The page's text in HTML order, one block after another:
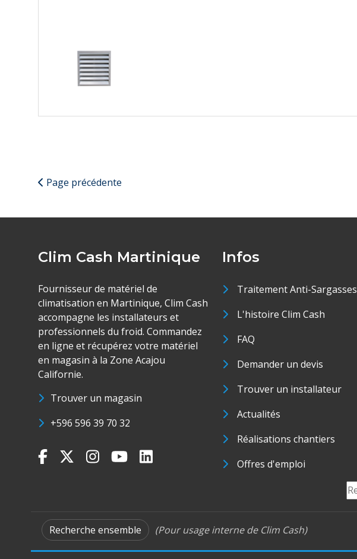
Page précédente
Clim Cash Martinique
Fournisseur de matériel de
climatisation en Martinique, Clim Cash
accompagne les installateurs et
professionnels du froid. Commandez
en ligne et récupérez votre matériel
en magasin à la Zone Acajou
Californie.
Trouver un magasin
+596 596 39 70 32
Infos
Traitement Anti-Sargasses
L'histoire Clim Cash
FAQ
Demander un devis
Trouver un installateur
Actualités
Réalisations chantiers
Offres d'emploi
Recherche ensemble (Pour usage interne de Clim Cash)